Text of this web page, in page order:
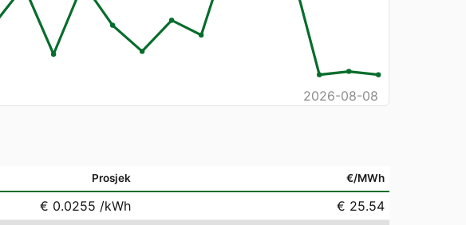
2026-08-08
Prosjek €/MWh
€ 0.0255 /kWh
€ 25.54